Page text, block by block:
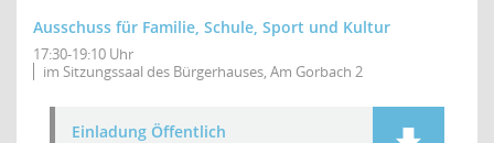
Ausschuss für Familie, Schule, Sport und Kultur
17:30-19:10 Uhr
im Sitzungssaal des Bürgerhauses, Am Gorbach 2
Einladung Öffentlich